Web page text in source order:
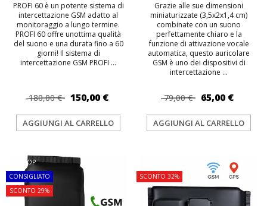
PROFI 60 è un potente sistema di
intercettazione GSM adatto al
monitoraggio a lungo termine.
PROFI 60 offre unottima qualità
del suono e una durata fino a 60
giorni! Il sistema di
intercettazione GSM PROFI ...
180,00 € 150,00 €
AGGIUNGI AL CARRELLO
Grazie alle sue dimensioni
miniaturizzate (3,5x2x1,4 cm)
combinate con un suono
perfettamente chiaro e la
funzione di attivazione vocale
automatica, questo auricolare
GSM è uno dei dispositivi di
intercettazione ...
79,00 € 65,00 €
AGGIUNGI AL CARRELLO
TOP
CONSIGLIATO
SCONTO 29%
SCONTO 32%